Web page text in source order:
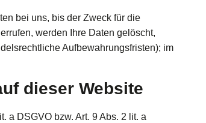
bei uns, bis der Zweck für die
werden Ihre Daten gelöscht,
Aufbewahrungsfristen); im
dieser Website
a DSGVO bzw. Art. 9 Abs. 2 lit. a